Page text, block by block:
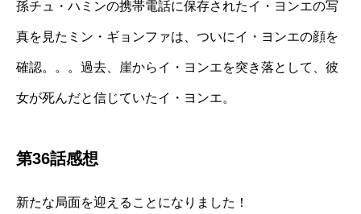
孫チュ・ハミンの携帯電話に保存されたイ・ヨンエの写
真を見たミン・ギョンファは、ついにイ・ヨンエの顔を
確認。。。過去、崖からイ・ヨンエを突き落として、彼
女が死んだと信じていたイ・ヨンエ。
第36話感想
新たな局面を迎えることになりました！